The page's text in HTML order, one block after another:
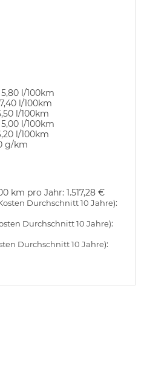
5,80 l/100km
7,40 l/100km
l/100km
5,00 l/100km
l/100km
g/km
km pro Jahr: 1.517,28 €
Durchschnitt 10 Jahre):
Durchschnitt 10 Jahre):
Durchschnitt 10 Jahre):